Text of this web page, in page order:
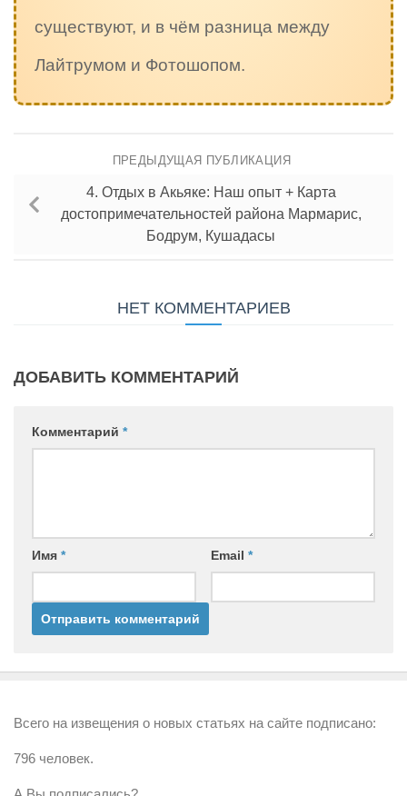
существуют, и в чём разница между
Лайтрумом и Фотошопом.
ПРЕДЫДУЩАЯ ПУБЛИКАЦИЯ
4. Отдых в Акьяке: Наш опыт + Карта
достопримечательностей района Мармарис,
Бодрум, Кушадасы
НЕТ КОММЕНТАРИЕВ
ДОБАВИТЬ КОММЕНТАРИЙ
Комментарий *
Имя * Email *
Всего на извещения о новых статьях на сайте подписано:
796 человек.